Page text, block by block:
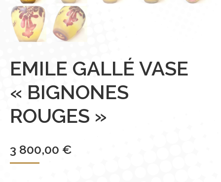
EMILE GALLÉ VASE
« BIGNONES
ROUGES »
3 800,00 €